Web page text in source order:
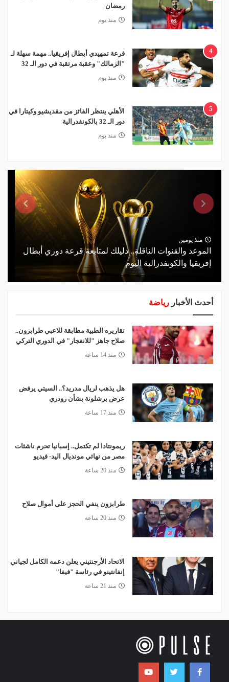
رمضان
منذ يوم
4
قرعة تمهيدي أبطال إفريقيا.. مهمة سهلة لـ
"الزمالك" وعقبة مرتقبة في دور الـ 32
منذ يوم
5
الأهلي ينتظر الفائز من مقديشيو وكيتارا في
دور الـ 32 بالكونفدرالية
منذ يوم
منذ يومين
الموعد والقنوات الناقلة.. دليلك لمتابعة قرعة دوري أبطال
إفريقيا والكونفدرالية اليوم
أحدث الأخبار رياضة
تقاريره الطبية مطابقة للاعبي طرابزون..
صلاح جاهز "للانفجار" في الدوري التركي
منذ 14 ساعة
هل يذهب لريال مدريد؟.. السيتي يرفض
عرض برشلونة بشأن رودري
منذ 17 ساعة
ريمونتادا لم تكتمل.. إسبانيا تحرم ناشئات
مصر من نهائي مونديال اليد- فيديو
منذ 20 ساعة
طرابزون ينفي الحجز على أموال صلاح
منذ 20 ساعة
الاتحاد الأرجنتيني يعلن دعمه الكامل لجياني
إنفانتينو في رئاسة "فيفا"
منذ 21 ساعة